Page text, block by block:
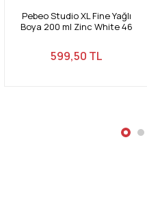
Pebeo Studio XL Fine Yağlı
Boya 200 ml Zinc White 46
599,50 TL